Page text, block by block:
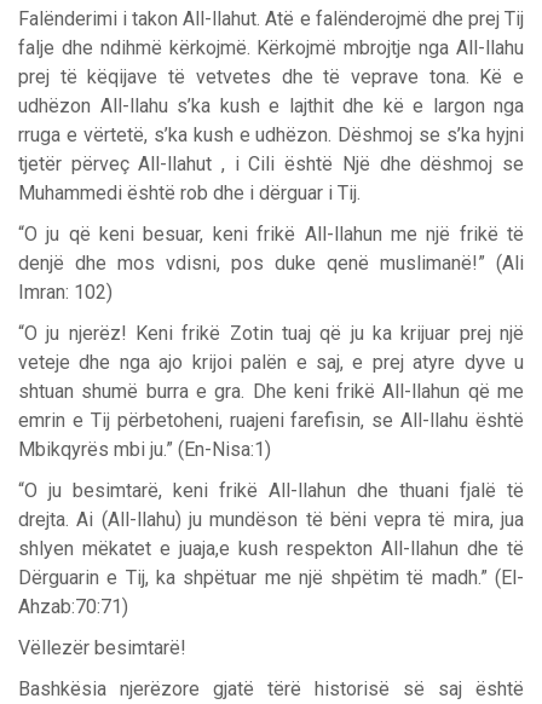
Falënderimi i takon All-llahut. Atë e falënderojmë dhe prej Tij
falje dhe ndihmë kërkojmë. Kërkojmë mbrojtje nga All-llahu
prej të këqijave të vetvetes dhe të veprave tona. Kë e
udhëzon All-llahu s’ka kush e lajthit dhe kë e largon nga
rruga e vërtetë, s’ka kush e udhëzon. Dëshmoj se s’ka hyjni
tjetër përveç All-llahut , i Cili është Një dhe dëshmoj se
Muhammedi është rob dhe i dërguar i Tij.
“O ju që keni besuar, keni frikë All-llahun me një frikë të
denjë dhe mos vdisni, pos duke qenë muslimanë!” (Ali
Imran: 102)
“O ju njerëz! Keni frikë Zotin tuaj që ju ka krijuar prej një
veteje dhe nga ajo krijoi palën e saj, e prej atyre dyve u
shtuan shumë burra e gra. Dhe keni frikë All-llahun që me
emrin e Tij përbetoheni, ruajeni farefisin, se All-llahu është
Mbikqyrës mbi ju.” (En-Nisa:1)
“O ju besimtarë, keni frikë All-llahun dhe thuani fjalë të
drejta. Ai (All-llahu) ju mundëson të bëni vepra të mira, jua
shlyen mëkatet e juaja,e kush respekton All-llahun dhe të
Dërguarin e Tij, ka shpëtuar me një shpëtim të madh.” (El-
Ahzab:70:71)
Vëllezër besimtarë!
Bashkësia njerëzore gjatë tërë historisë së saj është